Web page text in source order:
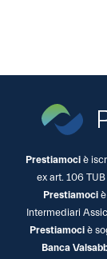
Prestiamoci è
ex art. 106
Prestiamociè
Intermediari
Prestiamoci è
Banca